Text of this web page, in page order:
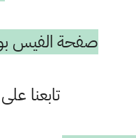
صفحة الفيس
تابعنا